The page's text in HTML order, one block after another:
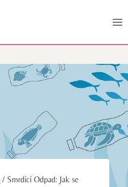
/ Smrdící Odpad: Jak se